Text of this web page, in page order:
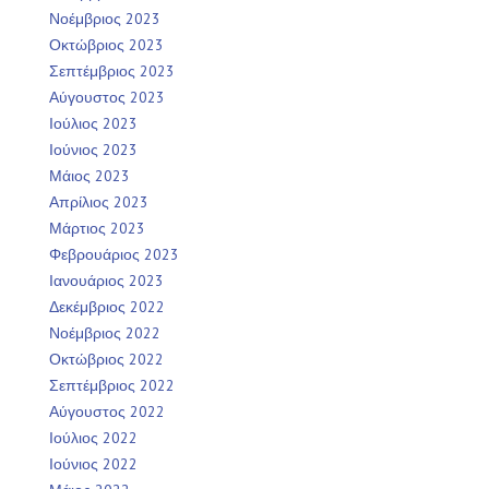
Νοέμβριος 2023
Οκτώβριος 2023
Σεπτέμβριος 2023
Αύγουστος 2023
Ιούλιος 2023
Ιούνιος 2023
Μάιος 2023
Απρίλιος 2023
Μάρτιος 2023
Φεβρουάριος 2023
Ιανουάριος 2023
Δεκέμβριος 2022
Νοέμβριος 2022
Οκτώβριος 2022
Σεπτέμβριος 2022
Αύγουστος 2022
Ιούλιος 2022
Ιούνιος 2022